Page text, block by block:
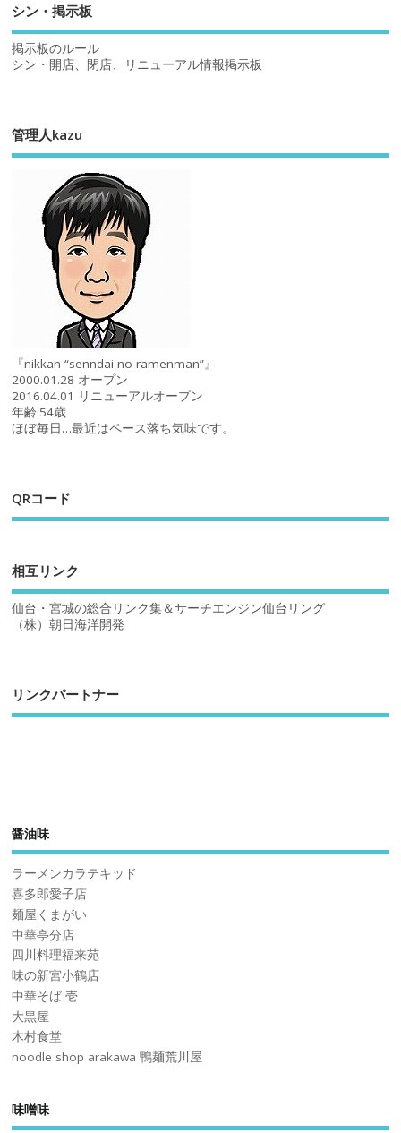
シン・掲示板
掲示板のルール
シン・開店、閉店、リニューアル情報掲示板
管理人kazu
『nikkan “senndai no ramenman”』
2000.01.28 オープン
2016.04.01 リニューアルオープン
年齢:54歳
ほぼ毎日…最近はペース落ち気味です。
QRコード
相互リンク
仙台・宮城の総合リンク集＆サーチエンジン仙台リング
（株）朝日海洋開発
リンクパートナー
醤油味
ラーメンカラテキッド
喜多郎愛子店
麺屋くまがい
中華亭分店
四川料理福来苑
味の新宮小鶴店
中華そば 壱
大黒屋
木村食堂
noodle shop arakawa 鴨麺荒川屋
味噌味